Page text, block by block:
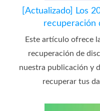
[Actualizado] Los
recuperación
Este artículo ofrece
recuperación de
nuestra publicación y
recuperar tus